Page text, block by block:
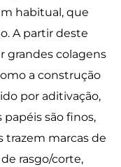
habitual, que
A partir deste
grandes colagens
a construção
por aditivação,
são finos,
trazem marcas de
rasgo/corte,